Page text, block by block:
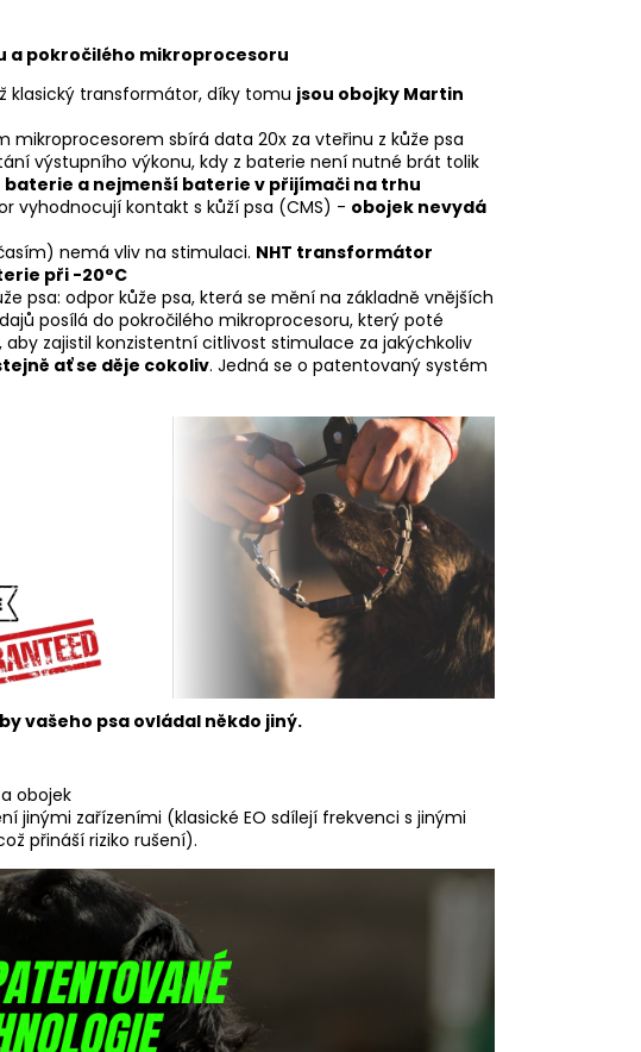
a pokročilého mikroprocesoru
klasický transformátor, díky tomu jsou obojky Martin
mikroprocesorem sbírá data 20x za vteřinu z kůže psa
výstupního výkonu, kdy z baterie není nutné brát tolik
a nejmenší baterie v přijímači na trhu
vyhodnocují kontakt s kůží psa (CMS) - obojek nevydá
nemá vliv na stimulaci. NHT transformátor
při -20°C
psa: odpor kůže psa, která se mění na základně vnějších
posílá do pokročilého mikroprocesoru, který poté
zajistil konzistentní citlivost stimulace za jakýchkoliv
ať se děje cokoliv. Jedná se o patentovaný systém
vašeho psa ovládal někdo jiný.
obojek
jinými zařízeními (klasické EO sdílejí frekvenci s jinými
přináší riziko rušení).